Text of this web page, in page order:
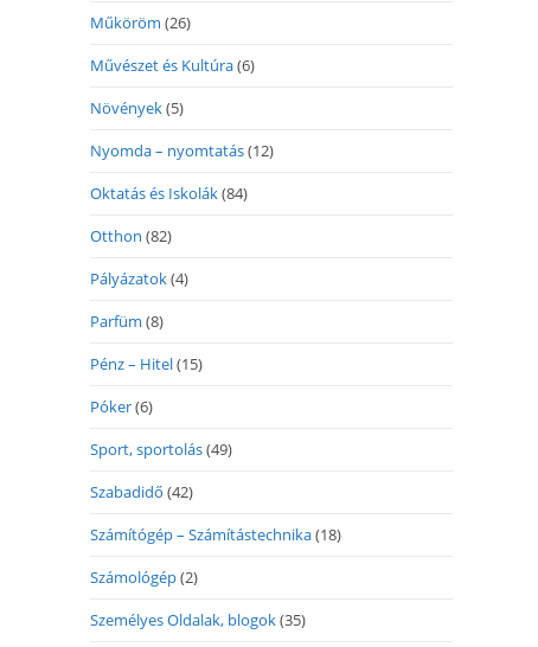
Műköröm (26)
Művészet és Kultúra(6)
Növények(5)
Nyomda – nyomtatás(12)
Oktatás és Iskolák(84)
Otthon (82)
Pályázatok(4)
Parfüm (8)
Pénz – Hitel(15)
Póker(6)
Sport, sportolás(49)
Szabadidő (42)
Számítógép – Számítástechnika(18)
Számológép(2)
Személyes Oldalak, blogok(35)